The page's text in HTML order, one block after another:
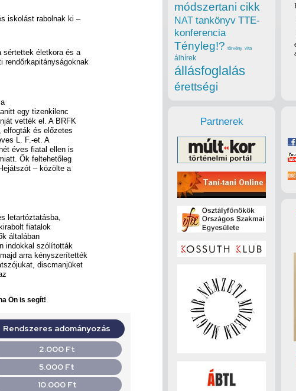
iskolást rabolnak ki –
sértettek életkora és a
rendőrkapitányságoknak
egy tizenkilenc
vették el. A BRFK
elfogták és előzetes
L. F.-et. A
éves fiatal ellen is
Ők feltehetőleg
– közölte a
letartóztatásba,
fiatalok
általában
indokkal szólították
arra kényszerítették
discmanjüket
Ön is segít!
módszertani cikk
NAT tankönyv TTE-
konferencia
Tényleg!? törvény vita
álhírek
állásfoglalás
érettségi
Partnerek